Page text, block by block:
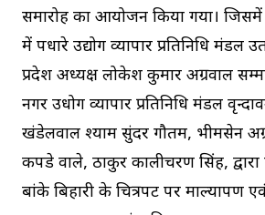
समारोह का आयोजन किया गया।
में पधारे उद्योग व्यापार प्रतिनिधि
प्रदेश अध्यक्ष लोकेश कुमार अग्रवाल
नगर उधोग व्यापार प्रतिनिधि मंडल
खंडेलवाल श्याम सुंदर गौतम, भीमसेन
कपडे वाले, ठाकुर कालीचरण सिंह,
बांके बिहारी के चित्रपट पर माल्यार्पण